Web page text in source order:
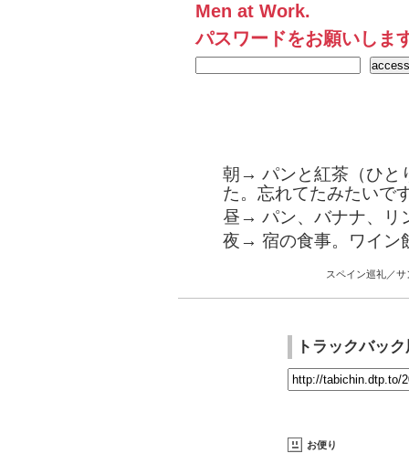
Men at Work.
パスワードをお願いしま
朝→ パンと紅茶（ひと
た。忘れてたみたいで
昼→ パン、バナナ、リ
夜→ 宿の食事。ワイン
スペイン巡礼／
トラックバッ
お便り